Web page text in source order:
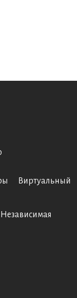
Виртуальный
Независимая